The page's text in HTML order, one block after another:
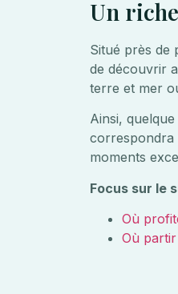
Un
Situé près de
de découvrir
terre et mer
Ainsi,
correspondra
moments
Focus sur le
Où
Où